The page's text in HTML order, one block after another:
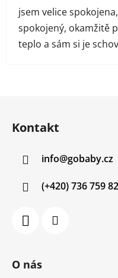
jsem velice
spokojený, okamžitě
teplo a sám si je
Kontakt
info@gobaby.cz
(+420) 736 759
O nás